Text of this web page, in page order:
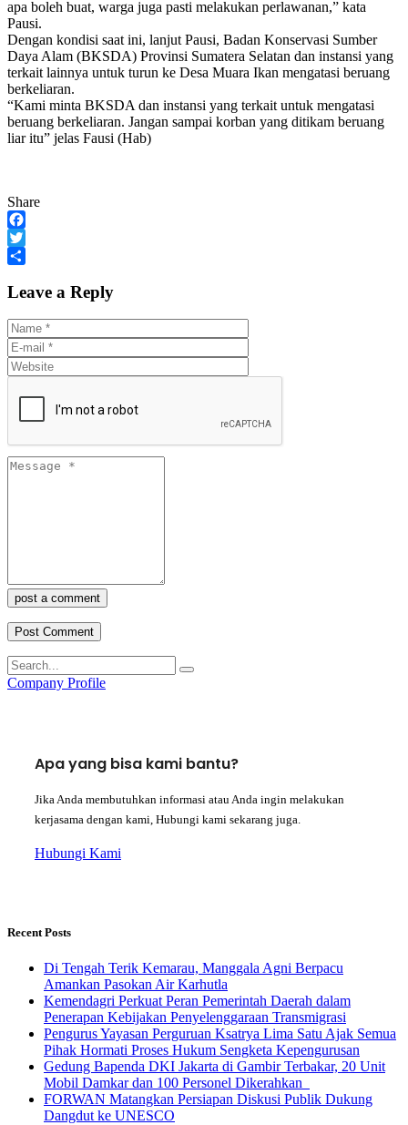
apa boleh buat, warga juga pasti melakukan perlawanan,” kata
Pausi.
Dengan kondisi saat ini, lanjut Pausi, Badan Konservasi Sumber
Daya Alam (BKSDA) Provinsi Sumatera Selatan dan instansi yang
terkait lainnya untuk turun ke Desa Muara Ikan mengatasi beruang
berkeliaran.
“Kami minta BKSDA dan instansi yang terkait untuk mengatasi
beruang berkeliaran. Jangan sampai korban yang ditikam beruang
liar itu” jelas Fausi (Hab)
Share
Facebook
Twitter
Leave a Reply
post a comment
Company Profile
Apa yang bisa kami bantu?
Jika Anda membutuhkan informasi atau Anda ingin melakukan
kerjasama dengan kami, Hubungi kami sekarang juga.
Hubungi Kami
Recent Posts
​Di Tengah Terik Kemarau, Manggala Agni Berpacu
Amankan Pasokan Air Karhutla
Kemendagri Perkuat Peran Pemerintah Daerah dalam
Penerapan Kebijakan Penyelenggaraan Transmigrasi
Pengurus Yayasan Perguruan Ksatrya Lima Satu Ajak Semua
Pihak Hormati Proses Hukum Sengketa Kepengurusan
Gedung Bapenda DKI Jakarta di Gambir Terbakar, 20 Unit
Mobil Damkar dan 100 Personel Dikerahkan
FORWAN Matangkan Persiapan Diskusi Publik Dukung
Dangdut ke UNESCO